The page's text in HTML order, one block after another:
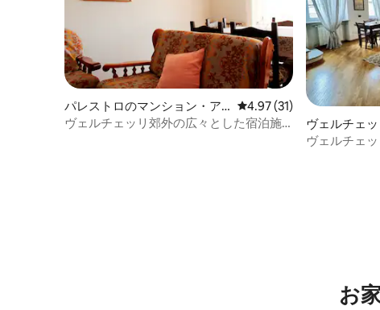
パレストロのマンション・ア
パート
レビュー31件、5つ星中
4.97 (31)
ヴェルチェッリ郊外の広々とした宿泊施
ヴェルチェ
パート
ヴェルチェ
お